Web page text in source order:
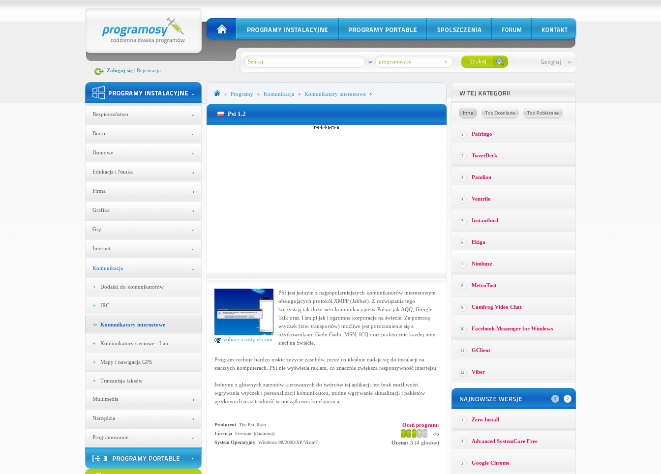
Zaloguj się| Rejestracja
programosy.pl
w
Bezpieczeństwo
Biuro
Domowe
Edukacja i Nauka
Firma
Grafika
Gry
Internet
Komunikacja
Dodatki do komunikatorów
IRC
Komunikatory internetowe
Komunikatory sieciowe - Lan
Mapy i nawigacja GPS
Transmisja faksów
Multimedia
Narzędzia
Programowanie
Programy Komunikacja Komunikatory internetowe
Psi 1.2
zobacz zrzuty ekranu
PSI jest jednym z najpopularniejszych komunikatorów internetowym
obsługujących protokół XMPP (Jabber). Z rozwiązania tego
korzystają tak duże sieci komunikacyjne w Polsce jak AQQ, Google
Talk oraz Tlen.pl jak i ogromne korporacje na świecie. Za pomocą
wtyczek (tzw. transportów) możliwe jest porozumienie się z
użytkownikami Gadu Gadu, MSN, ICQ oraz praktycznie każdej innej
sieci na Świecie.
Program cechuje bardzo niskie zużycie zasobów, przez co idealnie nadaje się do instalacji na
starszych komputerach. PSI nie wyświetla reklam, co znacznie zwiększa responsywność interfejsu.
Jednymi z głównych zarzutów kierowanych do twórców tej aplikacji jest brak możliwości
wgrywania wtyczek i personalizacji komunikatora, trudne wgrywanie aktualizacji i pakietów
językowych oraz trudność w początkowej konfiguracji.
Producent: The Psi Team
Licencja: Freeware (darmowa)
System Operacyjny: Windows 98/2000/XP/Vista/7
Oceń program:
-/5
Ocena: 3 (4głosów)
1 Palringo
2 TweetDeck
3 Pandion
4 Ventrilo
5 Instantbird
6 Ekiga
7 Nimbuzz
8 MetroTwit
9 Camfrog Video Chat
10 Facebook Messenger for Windows
11 GClient
12 Viber
1 Zero Install
2 Advanced SystemCare Free
3 Google Chrome